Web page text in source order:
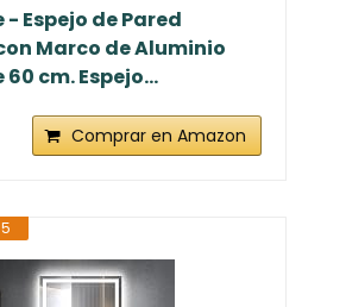
- Espejo de Pared
Marco de Aluminio
cm. Espejo...
Comprar en Amazon